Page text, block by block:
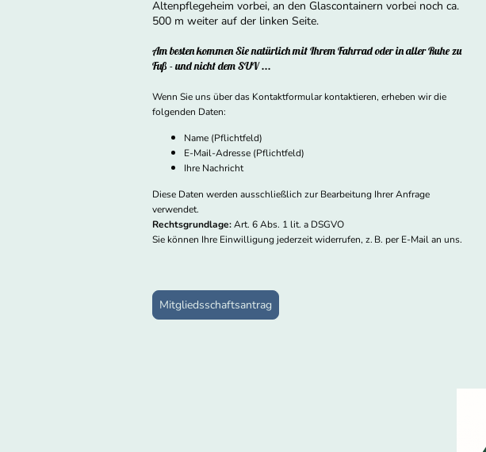
Altenpflegeheim vorbei, an den Glascontainern vorbei noch ca.
500 m weiter auf der linken Seite.
Am besten kommen Sie natürlich mit Ihrem Fahrrad oder in aller Ruhe zu
Fuß - und nicht dem SUV ...
Wenn Sie uns über das Kontaktformular kontaktieren, erheben wir die
folgenden Daten:
Name (Pflichtfeld)
E-Mail-Adresse (Pflichtfeld)
Ihre Nachricht
Diese Daten werden ausschließlich zur Bearbeitung Ihrer Anfrage
verwendet.
Rechtsgrundlage:Art. 6 Abs. 1 lit. a DSGVO
Sie können Ihre Einwilligung jederzeit widerrufen, z. B. per E-Mail an uns.
Mitgliedsschaftsantrag